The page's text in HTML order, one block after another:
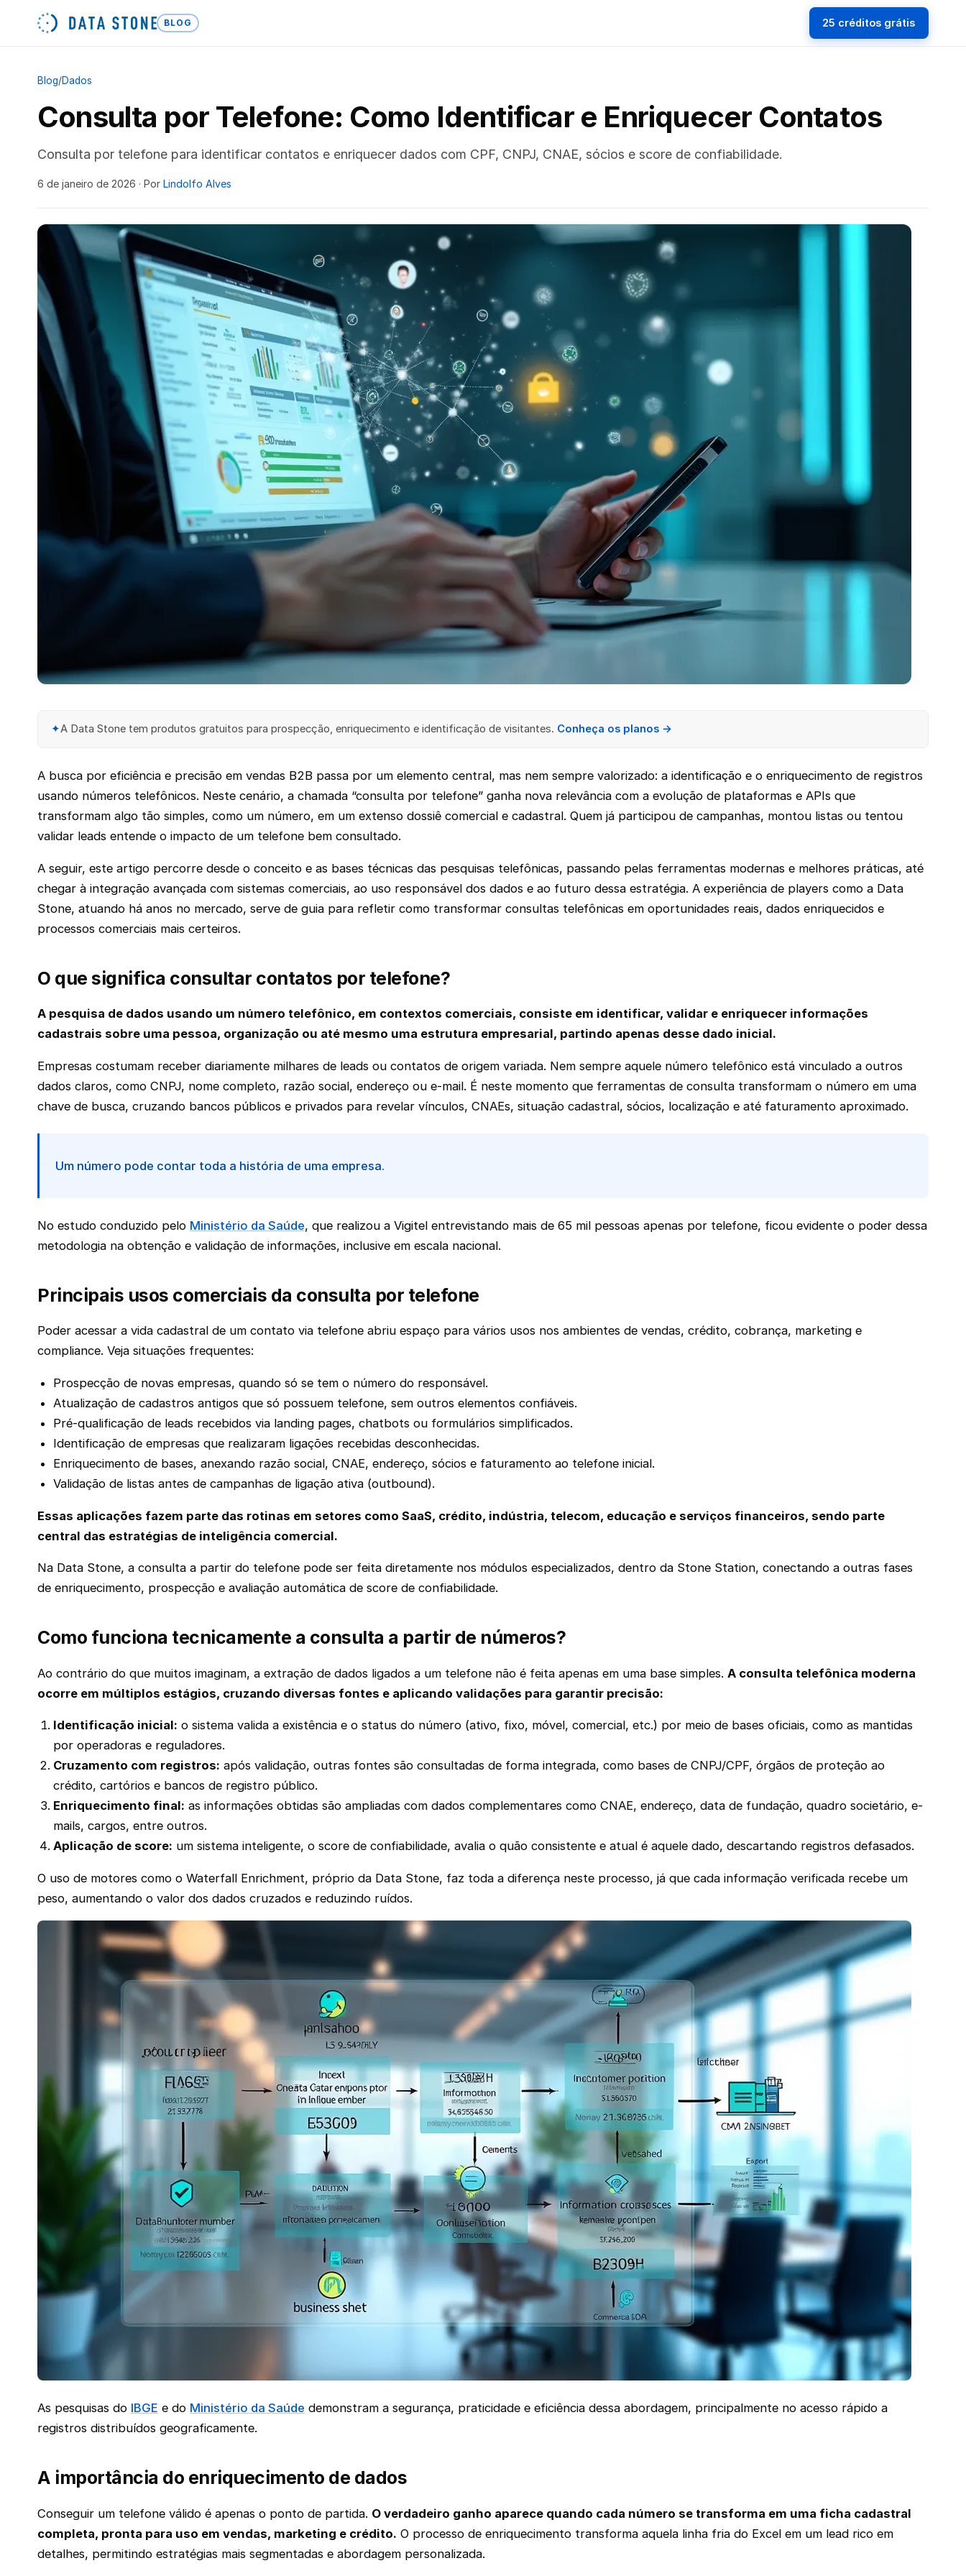
BLOG 25 créditos grátis
Blog/Dados
Consulta por Telefone: Como Identificar e Enriquecer Contatos
Consulta por telefone para identificar contatos e enriquecer dados com CPF, CNPJ, CNAE, sócios e score de confiabilidade.
6 de janeiro de 2026 · Por Lindolfo Alves
✦A Data Stone tem produtos gratuitos para prospecção, enriquecimento e identificação de visitantes. Conheça os planos →
A busca por eficiência e precisão em vendas B2B passa por um elemento central, mas nem sempre valorizado: a identificação e o enriquecimento de registros
usando números telefônicos. Neste cenário, a chamada “consulta por telefone” ganha nova relevância com a evolução de plataformas e APIs que
transformam algo tão simples, como um número, em um extenso dossiê comercial e cadastral. Quem já participou de campanhas, montou listas ou tentou
validar leads entende o impacto de um telefone bem consultado.
A seguir, este artigo percorre desde o conceito e as bases técnicas das pesquisas telefônicas, passando pelas ferramentas modernas e melhores práticas, até
chegar à integração avançada com sistemas comerciais, ao uso responsável dos dados e ao futuro dessa estratégia. A experiência de players como a Data
Stone, atuando há anos no mercado, serve de guia para refletir como transformar consultas telefônicas em oportunidades reais, dados enriquecidos e
processos comerciais mais certeiros.
O que significa consultar contatos por telefone?
A pesquisa de dados usando um número telefônico, em contextos comerciais, consiste em identificar, validar e enriquecer informações
cadastrais sobre uma pessoa, organização ou até mesmo uma estrutura empresarial, partindo apenas desse dado inicial.
Empresas costumam receber diariamente milhares de leads ou contatos de origem variada. Nem sempre aquele número telefônico está vinculado a outros
dados claros, como CNPJ, nome completo, razão social, endereço ou e-mail. É neste momento que ferramentas de consulta transformam o número em uma
chave de busca, cruzando bancos públicos e privados para revelar vínculos, CNAEs, situação cadastral, sócios, localização e até faturamento aproximado.
Um número pode contar toda a história de uma empresa.
No estudo conduzido pelo Ministério da Saúde, que realizou a Vigitel entrevistando mais de 65 mil pessoas apenas por telefone, ficou evidente o poder dessa
metodologia na obtenção e validação de informações, inclusive em escala nacional.
Principais usos comerciais da consulta por telefone
Poder acessar a vida cadastral de um contato via telefone abriu espaço para vários usos nos ambientes de vendas, crédito, cobrança, marketing e
compliance. Veja situações frequentes:
Prospecção de novas empresas, quando só se tem o número do responsável.
Atualização de cadastros antigos que só possuem telefone, sem outros elementos confiáveis.
Pré-qualificação de leads recebidos via landing pages, chatbots ou formulários simplificados.
Identificação de empresas que realizaram ligações recebidas desconhecidas.
Enriquecimento de bases, anexando razão social, CNAE, endereço, sócios e faturamento ao telefone inicial.
Validação de listas antes de campanhas de ligação ativa (outbound).
Essas aplicações fazem parte das rotinas em setores como SaaS, crédito, indústria, telecom, educação e serviços financeiros, sendo parte
central das estratégias de inteligência comercial.
Na Data Stone, a consulta a partir do telefone pode ser feita diretamente nos módulos especializados, dentro da Stone Station, conectando a outras fases
de enriquecimento, prospecção e avaliação automática de score de confiabilidade.
Como funciona tecnicamente a consulta a partir de números?
Ao contrário do que muitos imaginam, a extração de dados ligados a um telefone não é feita apenas em uma base simples. A consulta telefônica moderna
ocorre em múltiplos estágios, cruzando diversas fontes e aplicando validações para garantir precisão:
Identificação inicial: o sistema valida a existência e o status do número (ativo, fixo, móvel, comercial, etc.) por meio de bases oficiais, como as mantidas
por operadoras e reguladores.
Cruzamento com registros: após validação, outras fontes são consultadas de forma integrada, como bases de CNPJ/CPF, órgãos de proteção ao
crédito, cartórios e bancos de registro público.
Enriquecimento final: as informações obtidas são ampliadas com dados complementares como CNAE, endereço, data de fundação, quadro societário, e-
mails, cargos, entre outros.
Aplicação de score: um sistema inteligente, o score de confiabilidade, avalia o quão consistente e atual é aquele dado, descartando registros defasados.
O uso de motores como o Waterfall Enrichment, próprio da Data Stone, faz toda a diferença neste processo, já que cada informação verificada recebe um
peso, aumentando o valor dos dados cruzados e reduzindo ruídos.
As pesquisas do IBGE e do Ministério da Saúde demonstram a segurança, praticidade e eficiência dessa abordagem, principalmente no acesso rápido a
registros distribuídos geograficamente.
A importância do enriquecimento de dados
Conseguir um telefone válido é apenas o ponto de partida. O verdadeiro ganho aparece quando cada número se transforma em uma ficha cadastral
completa, pronta para uso em vendas, marketing e crédito. O processo de enriquecimento transforma aquela linha fria do Excel em um lead rico em
detalhes, permitindo estratégias mais segmentadas e abordagem personalizada.